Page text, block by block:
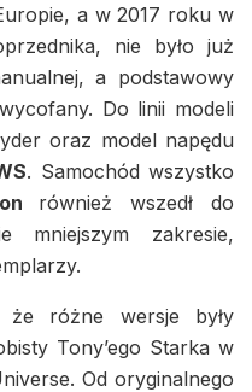
a w 2017 roku w
nie było już
a podstawowy
Do linii modeli
oraz model napędu
. Samochód wszystko
również wszedł do
mniejszym zakresie,
różne wersje były
Tony’ego Starka w
Od oryginalnego